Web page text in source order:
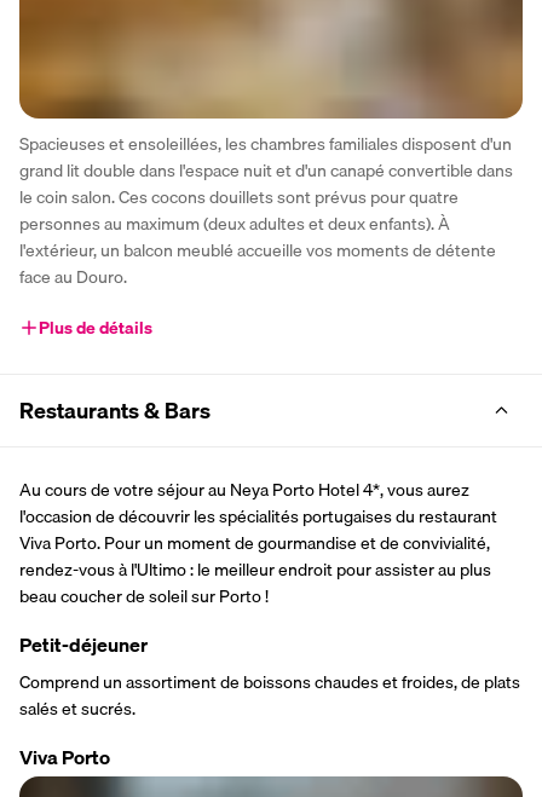
Spacieuses et ensoleillées, les chambres familiales disposent d'un
grand lit double dans l'espace nuit et d'un canapé convertible dans
le coin salon. Ces cocons douillets sont prévus pour quatre
personnes au maximum (deux adultes et deux enfants). À
l'extérieur, un balcon meublé accueille vos moments de détente
face au Douro.
Plus de détails
Restaurants & Bars
Au cours de votre séjour au Neya Porto Hotel 4*, vous aurez
l'occasion de découvrir les spécialités portugaises du restaurant
Viva Porto. Pour un moment de gourmandise et de convivialité,
rendez-vous à l'Ultimo : le meilleur endroit pour assister au plus
beau coucher de soleil sur Porto !
Petit-déjeuner
Comprend un assortiment de boissons chaudes et froides, de plats
salés et sucrés.
Viva Porto